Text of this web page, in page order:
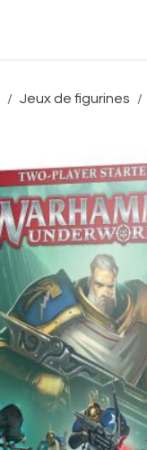
Jeux de figurines